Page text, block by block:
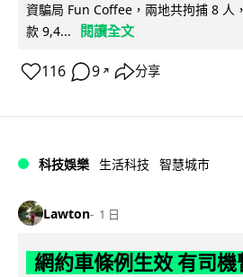
資騙局 Fun Coffee，兩地共拘捕 8 人
款 9,4...
閱讀全文
116 9 ↗ 分享
科技娛樂 生活科技 智慧城市
Lawton 1 日
網約車條例生效 有司